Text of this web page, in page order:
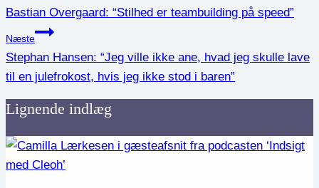
Bastian Overgaard: “Stilhed er teambuilding på speed”
Næste
Stephan Hansen: “Jeg ville ikke ane, hvad jeg skulle lave
til en julefrokost, hvis jeg ikke stod i baren”
Lignende indlæg